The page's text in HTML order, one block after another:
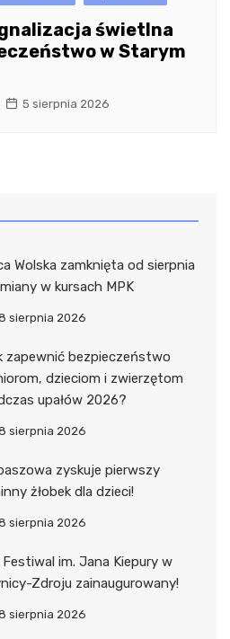
świetlna
w Starym
5 sierpnia 2026
Wolska zamknięta od sierpnia
w kursach MPK
sierpnia 2026
zapewnić bezpieczeństwo
dzieciom i zwierzętom
upałów 2026?
sierpnia 2026
zyskuje pierwszy
żłobek dla dzieci!
sierpnia 2026
Festiwal im. Jana Kiepury w
Zdroju zainaugurowany!
sierpnia 2026